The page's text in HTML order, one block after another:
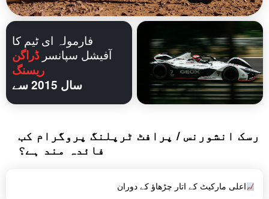
فارمولہ ای ٹیم کا
آفیشل سپانسرڈراگن
ریسنگ
سال 2015 سے
رسک انشورنس / پرافٹ ٹرپلنگ پروگرام کب
فائدہ مند ہے؟
اعلی مارکیٹ کے اتار چڑھاؤ کے دوران